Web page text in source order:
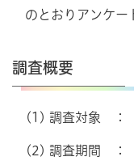
のとおりアンケー
調査概要
(1) 調査対象 ：
(2) 調査期間 ：